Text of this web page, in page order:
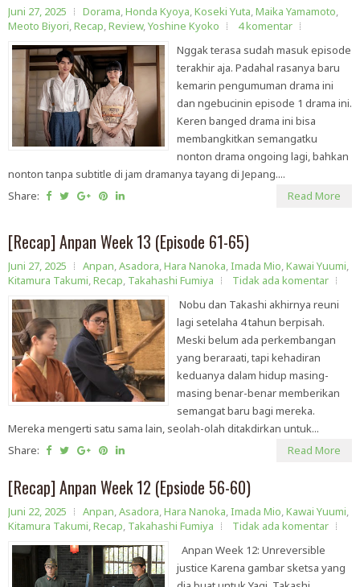
Juni 27, 2025 Dorama,Honda Kyoya,Koseki Yuta,Maika Yamamoto,
Meoto Biyori,Recap,Review,Yoshine Kyoko
4 komentar
Nggak terasa sudah masuk episode
terakhir aja. Padahal rasanya baru
kemarin pengumuman drama ini
dan ngebucinin episode 1 drama ini.
Keren banged drama ini bisa
membangkitkan semangatku
nonton drama ongoing lagi, bahkan
nonton tanpa subtitle di jam dramanya tayang di Jepang....
Share:
Read More
[Recap] Anpan Week 13 (Episode 61-65)
Juni 27, 2025 Anpan,Asadora,Hara Nanoka,Imada Mio,Kawai Yuumi,
Kitamura Takumi,Recap, Takahashi Fumiya
Tidak ada komentar
Nobu dan Takashi akhirnya reuni
lagi setelaha 4 tahun berpisah.
Meski belum ada perkembangan
yang beraraati, tapi kehadiran
keduanya dalam hidup masing-
masing benar-benar memberikan
semangat baru bagi mereka.
Mereka mengerti satu sama lain, seolah-olah ditakdirkan untuk...
Share:
Read More
[Recap] Anpan Week 12 (Epsiode 56-60)
Juni 22, 2025 Anpan,Asadora,Hara Nanoka,Imada Mio,Kawai Yuumi,
Kitamura Takumi,Recap, Takahashi Fumiya
Tidak ada komentar
Anpan Week 12: Unreversible
justice Karena gambar sketsa yang